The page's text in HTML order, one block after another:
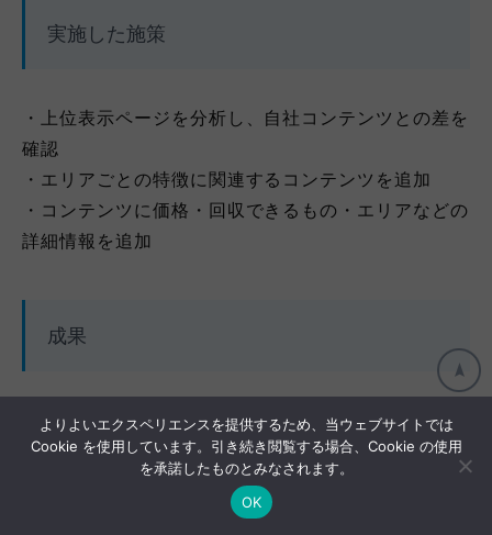
実施した施策
・上位表示ページを分析し、自社コンテンツとの差を
確認
・エリアごとの特徴に関連するコンテンツを追加
・コンテンツに価格・回収できるもの・エリアなどの
詳細情報を追加
成果
・「エリア名×不用品業者」のキーワード約100個の
順位が5位以内に
よりよいエクスペリエンスを提供するため、当ウェブサイトでは
Cookie を使用しています。引き続き閲覧する場合、Cookie の使用
を承諾したものとみなされます。
OK